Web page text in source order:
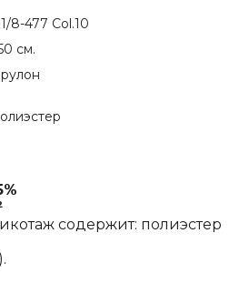
8-477 Col.10
см.
рулон
содержит: полиэстер